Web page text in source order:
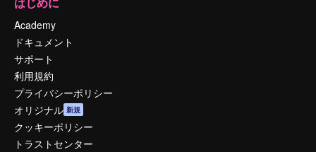
Academy
ドキュメント
サポート
利用規約
プライバシーポリシー
オリジナル 新規
クッキーポリシー
トラストセンター